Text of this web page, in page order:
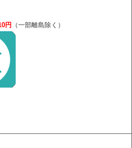
円 （一部離島除く）